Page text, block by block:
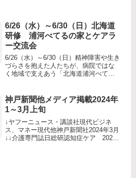
6/26（水）～6/30（日）北海道
研修 浦河べてるの家とケアラ
ー交流会
6/26（水）～6/30（日）精神障害や生き
づらさを抱えた人たちが、病院ではな
く地域で支えあう「北海道浦河べてる
詳細は下記に記していますのでよけれ
ばご覧ください。
神戸新聞他メディア掲載2024年
1～3月上旬
↓ヤフーニュース・講談社現代ビジネ
ス、マネー現代他神戸新聞社2024年3月
↓↓介護専門誌日総研認知症ケア 2024